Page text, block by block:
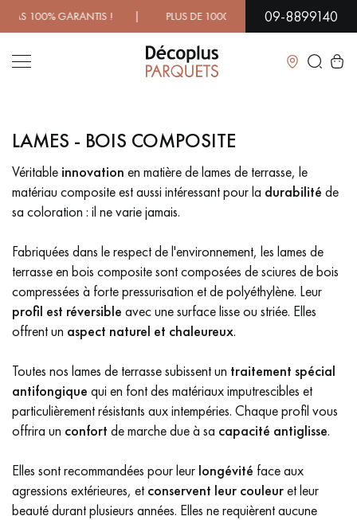
GARANTIS ! | PLUS DE 1000 MODÈLES À DÉCOUVRIR
09-8899140
Fermer
LES RECHERCHES LES PLUS COURANTES
PARQUET MASSIF
PARQUET CONTRECOLLÉ -
SOL PLAQUÉ BOIS VERITABLES
PARQUETS À MOTIFS
TRADITIONNELS
PARQUET EN BOIS EXOTIQUE PARQUET VERNIS
PARQUET HUILÉ PARQUET EN BOIS BRUT
PARQUET VIEILLI PARQUET EN CHÊNE FUMÉ
PARQUET LAMES LARGES XXL PARQUET EN CHÊNE
LAMES - BOIS COMPOSITE
Véritable innovation en matière de lames de terrasse, le
matériau composite est aussi intéressant pour la durabilité de
sa coloration : il ne varie jamais.
Fabriquées dans le respect de l'environnement, les lames de
terrasse en bois composite sont composées de sciures de bois
compressées à forte pressurisation et de polyéthylène. Leur
profil est réversible avec une surface lisse ou striée. Elles
offrent un aspect naturel et chaleureux.
Toutes nos lames de terrasse subissent un traitement spécial
antifongique qui en font des matériaux imputrescibles et
particulièrement résistants aux intempéries. Chaque profil vous
offrira un confort de marche due à sa capacité antiglisse.
Elles sont recommandées pour leur longévité face aux
agressions extérieures, et conservent leur couleuret leur
beauté durant plusieurs années. Elles ne requièrent aucune